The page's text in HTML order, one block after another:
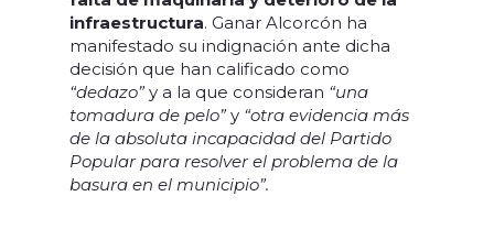
infraestructura. Ganar Alcorcón ha
manifestado su indignación ante dicha
decisión que han calificado como
“dedazo” y a la que consideran “una
tomadura de pelo”y “otra evidencia más
de la absoluta incapacidad del Partido
Popular para resolver el problema de la
basura en el municipio”.